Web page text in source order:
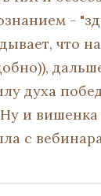
-
что
духа
и
с